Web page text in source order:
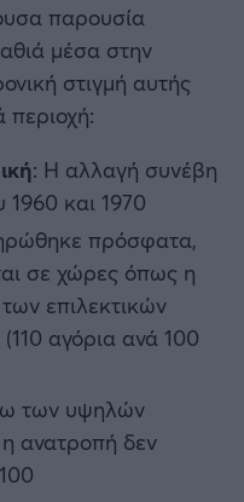
παρουσία
μέσα στην
στιγμή αυτής
περιοχή:
: Η αλλαγή συνέβη
1960 και 1970
πρόσφατα,
σε χώρες όπως η
επιλεκτικών
αγόρια ανά 100
των υψηλών
ανατροπή δεν